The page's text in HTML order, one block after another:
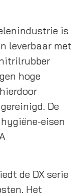
is
leverbaar met
hoge
De
eisen
de DX serie
Het